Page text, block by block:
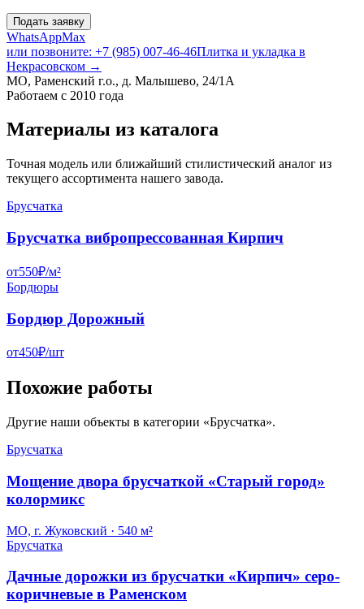
Подать заявку
WhatsAppMax
или позвоните: +7 (985) 007-46-46Плитка и укладка в
Некрасовском →
МО, Раменский г.о., д. Малышево, 24/1А
Работаем с 2010 года
Материалы из каталога
Точная модель или ближайший стилистический аналог из
текущего ассортимента нашего завода.
Брусчатка
Брусчатка вибропрессованная Кирпич
от550₽/м²
Бордюры
Бордюр Дорожный
от450₽/шт
Похожие работы
Другие наши объекты в категории «Брусчатка».
Брусчатка
Мощение двора брусчаткой «Старый город»
колормикс
МО, г. Жуковский · 540 м²
Брусчатка
Дачные дорожки из брусчатки «Кирпич» серо-
коричневые в Раменском